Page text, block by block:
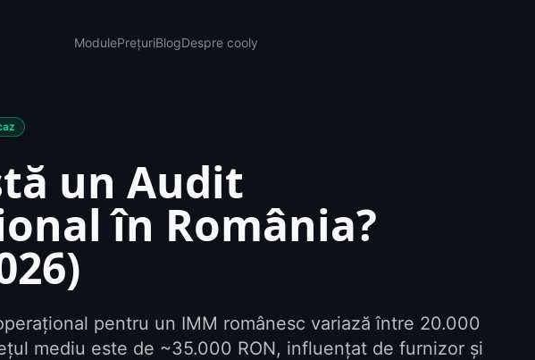
ModulePrețuriBlogDespre cooly
un Audit
în România?
pentru un IMM românesc variază între 20.000
mediu este de ~35.000 RON, influențat de furnizor și